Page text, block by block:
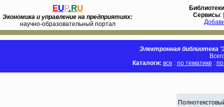
EUP.RU
Экономика и управление на предприятиях:
научно-образовательный портал
Библиотеки
Сервисы:
Электронная библиотека
Каталоги: все : по тематике :